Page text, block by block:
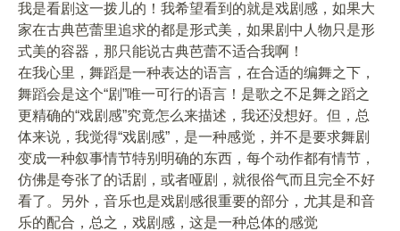
我是看剧这一拨儿的！我希望看到的就是戏剧感，如果大
家在古典芭蕾里追求的都是形式美，如果剧中人物只是形
式美的容器，那只能说古典芭蕾不适合我啊！
在我心里，舞蹈是一种表达的语言，在合适的编舞之下，
舞蹈会是这个“剧”唯一可行的语言！是歌之不足舞之蹈之
更精确的“戏剧感”究竟怎么来描述，我还没想好。但，总
体来说，我觉得“戏剧感”，是一种感觉，并不是要求舞剧
变成一种叙事情节特别明确的东西，每个动作都有情节，
仿佛是夸张了的话剧，或者哑剧，就很俗气而且完全不好
看了。另外，音乐也是戏剧感很重要的部分，尤其是和音
乐的配合，总之，戏剧感，这是一种总体的感觉